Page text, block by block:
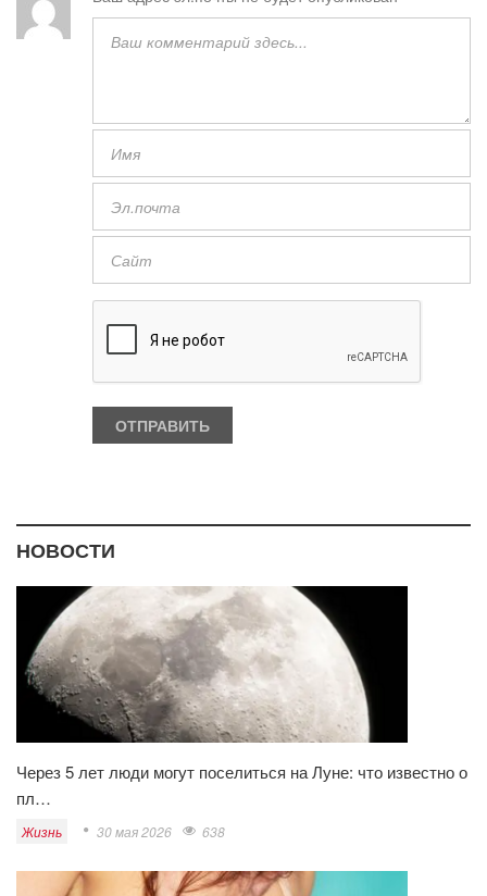
НОВОСТИ
Через 5 лет люди могут поселиться на Луне: что известно о
пл…
Жизнь 30 мая 2026 638